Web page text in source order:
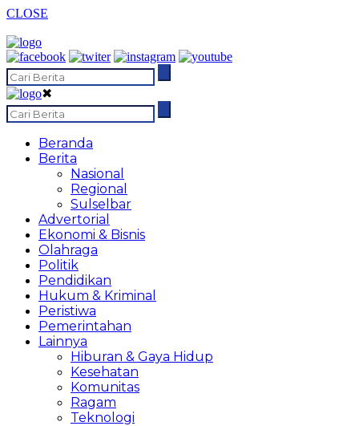
CLOSE
✖
Beranda
Berita
Nasional
Regional
Sulselbar
Advertorial
Ekonomi & Bisnis
Olahraga
Politik
Pendidikan
Hukum & Kriminal
Peristiwa
Pemerintahan
Lainnya
Hiburan & Gaya Hidup
Kesehatan
Komunitas
Ragam
Teknologi